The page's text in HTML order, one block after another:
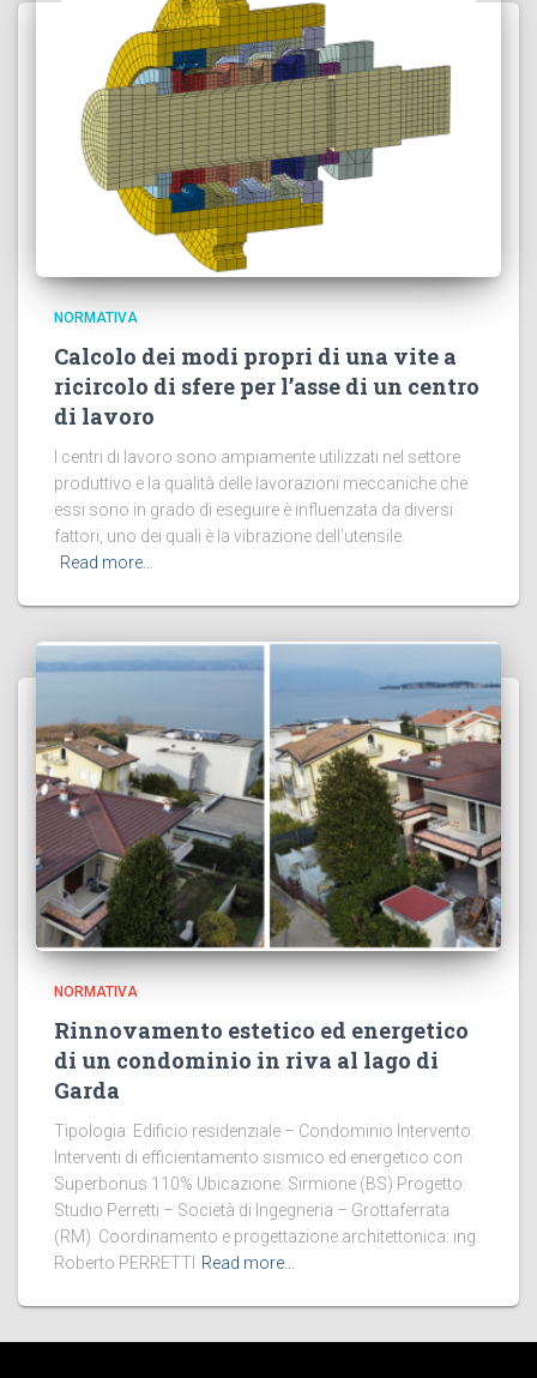
NORMATIVA
Calcolo dei modi propri di una vite a
ricircolo di sfere per l’asse di un centro
di lavoro
I centri di lavoro sono ampiamente utilizzati nel settore
produttivo e la qualità delle lavorazioni meccaniche che
essi sono in grado di eseguire è influenzata da diversi
fattori, uno dei quali è la vibrazione dell’utensile.
Read more…
NORMATIVA
Rinnovamento estetico ed energetico
di un condominio in riva al lago di
Garda
Tipologia: Edificio residenziale – Condominio Intervento:
Interventi di efficientamento sismico ed energetico con
Superbonus 110% Ubicazione: Sirmione (BS) Progetto:
Studio Perretti – Società di Ingegneria – Grottaferrata
(RM) Coordinamento e progettazione architettonica: ing.
Roberto PERRETTI Read more…